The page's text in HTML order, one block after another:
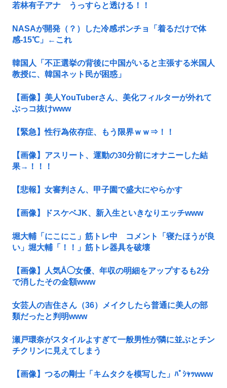
若林有子アナ うっすらと透ける！！
NASAが開発（？）した冷感ポンチョ「着るだけで体
感-15℃」←これ
韓国人「不正選挙の背後に中国がいると主張する米国人
教授に、韓国ネット民が困惑」
【画像】美人YouTuberさん、美化フィルターが外れて
ぶっコ抜けwww
【緊急】性行為依存症、もう限界ｗｗ⇒！！
【画像】アスリート、運動の30分前にオナニーした結
果→！！！
【悲報】女審判さん、甲子園で盛大にやらかす
【画像】ドスケベJK、新入生といきなりエッチwww
堀大輔「にこにこ」筋トレ中 コメント「寝たほうが良
い」堀大輔「！！」筋トレ器具を破壊
【画像】人気Å◯女優、年収の明細をアップするも2分
で消したその金額www
女芸人の吉住さん（36）メイクしたら普通に美人の部
類だったと判明www
瀬戸環奈がスタイルよすぎて一般男性が隣に並ぶとチン
チクリンに見えてしまう
【画像】つるの剛士「キムタクを模写した」ﾊﾟｼｬｯwww